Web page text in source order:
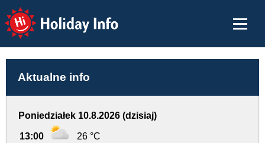
Holiday Info
Aktualne info
Poniedziałek 10.8.2026 (dzisiaj)
13:00 26 °C